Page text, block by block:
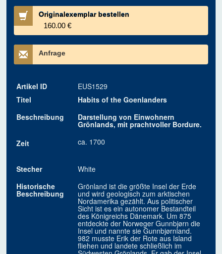
Originalexemplar bestellen
160.00 €
Anfrage
Artikel ID
EUS1529
Titel
Habits of the Goenlanders
Beschreibung
Darstellung von Einwohnern
Grönlands, mit prachtvoller Bordure.
Zeit
ca. 1700
Stecher
White
Historische
Beschreibung
Grönland ist die größte Insel der Erde
und wird geologisch zum arktischen
Nordamerika gezählt. Aus politischer
Sicht ist es ein autonomer Bestandteil
des Königreichs Dänemark. Um 875
entdeckte der Norweger Gunnbjørn die
Insel und nannte sie Gunnbjørnland.
982 musste Erik der Rote aus Island
fliehen und landete schließlich im